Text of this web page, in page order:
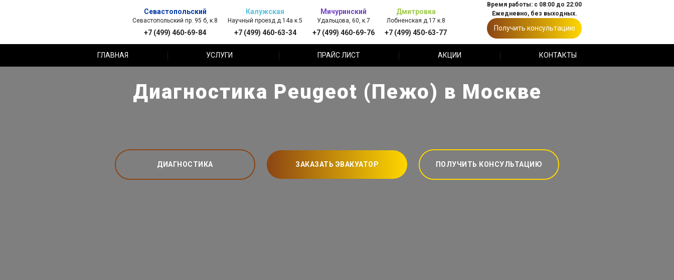
Севастопольский
Севастопольский пр. 95 б, к.8
+7 (499) 460-69-84
Калужская
Научный проезд д.14а к.5
+7 (499) 460-63-34
Мичуринский
Удальцова, 60, к.7
+7 (499) 460-69-76
Дмитровка
Лобненская д.17 к.8
+7 (499) 450-63-77
Время работы: с 08:00 до 22:00
Ежедневно, без выходных.
Получить консультацию
ГЛАВНАЯ УСЛУГИ ПРАЙС ЛИСТ АКЦИИ КОНТАКТЫ
Диагностика Peugeot (Пежо) в Москве
ДИАГНОСТИКА ЗАКАЗАТЬ ЭВАКУАТОР ПОЛУЧИТЬ КОНСУЛЬТАЦИЮ